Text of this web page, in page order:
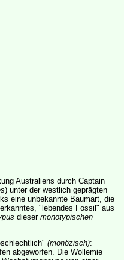
Australiens durch Captain
) unter der westlich geprägten
eine unbekannte Baumart, die
"lebendes Fossil" aus
dieser monotypischen
(monözisch):
abgeworfen. Die Wollemie